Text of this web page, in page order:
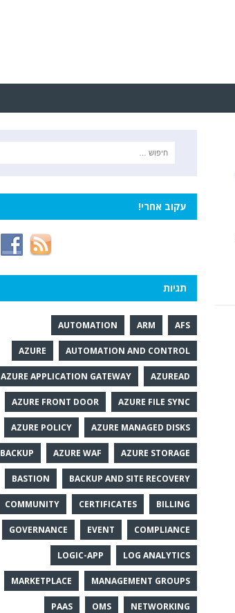
עקוב אחרי!
תגיות
AFS
ARM
AUTOMATION
AUTOMATION AND CONTROL
AZURE
AZUREAD
AZURE APPLICATION GATEWAY
AZURE FILE SYNC
AZURE FRONT DOOR
AZURE MANAGED DISKS
AZURE POLICY
AZURE STORAGE
AZURE WAF
BACKUP
BACKUP AND SITE RECOVERY
BASTION
BILLING
CERTIFICATES
COMMUNITY
COMPLIANCE
EVENT
GOVERNANCE
LOG ANALYTICS
LOGIC-APP
MANAGEMENT GROUPS
MARKETPLACE
NETWORKING
OMS
PAAS